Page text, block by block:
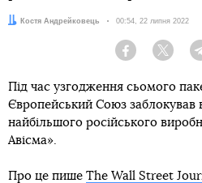
Автор:Костя Андрейковець Дата:
00:54, 22 липня 2022
Facebook Twitter
Під час узгодження сьомого
Європейський Союз
найбільшого російського
Авісма».
Про це пише The Wall Street